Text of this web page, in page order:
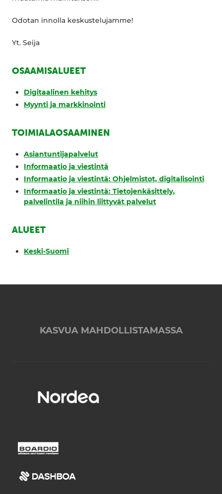
Odotan innolla keskustelujamme!
Yt. Seija
OSAAMISALUEET
Digitaalinen kehitys
Myynti ja markkinointi
TOIMIALAOSAAMINEN
Asiantuntijapalvelut
Informaatio ja viestintä
Informaatio ja viestintä: Ohjelmistot, digitalisointi
Informaatio ja viestintä: Tietojenkäsittely,
palvelintila ja niihin liittyvät palvelut
ALUEET
Keski-Suomi
KASVUA MAHDOLLISTAMASSA